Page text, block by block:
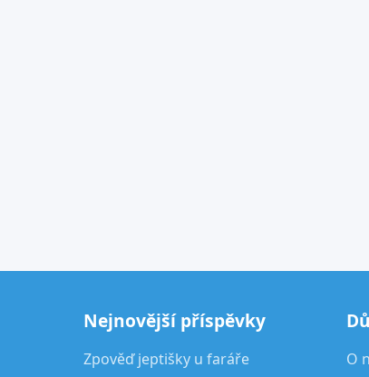
Nejnovější příspěvky
Zpověď jeptišky u faráře O